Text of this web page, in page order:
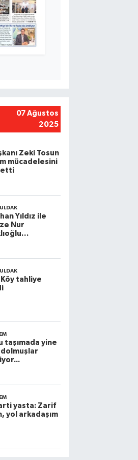
07 Ağustos
2025
Zeki Tosun
mücadelesini
Yıldız ile
Nur
Köy tahliye
taşımada yine
yasta: Zarif
yol arkadaşım